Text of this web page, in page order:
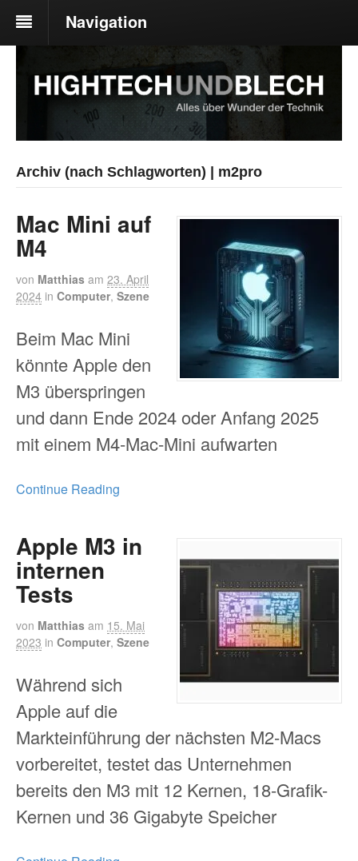
Navigation
Archiv (nach Schlagworten) | m2pro
Mac Mini auf
M4
von Matthias am 23. April
2024 in Computer, Szene
Beim Mac Mini
könnte Apple den
M3 überspringen
und dann Ende 2024 oder Anfang 2025
mit einem M4-Mac-Mini aufwarten
Continue Reading
Apple M3 in
internen
Tests
von Matthias am 15. Mai
2023 in Computer, Szene
Während sich
Apple auf die
Markteinführung der nächsten M2-Macs
vorbereitet, testet das Unternehmen
bereits den M3 mit 12 Kernen, 18-Grafik-
Kernen und 36 Gigabyte Speicher